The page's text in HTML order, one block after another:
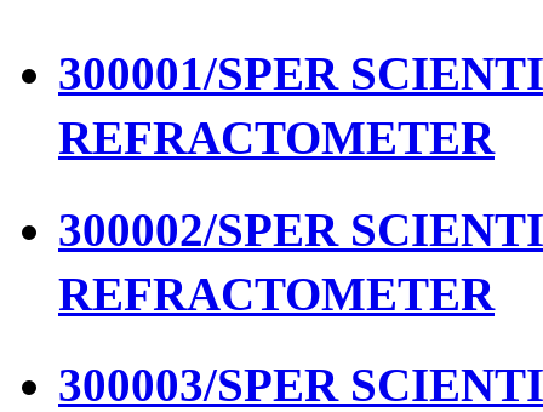
300001/SPER
REFRACTOMETER
300002/SPER
REFRACTOMETER
300003/SPER